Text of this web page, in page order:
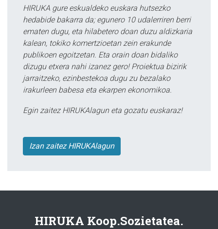
HIRUKA gure eskualdeko euskara hutsezko
hedabide bakarra da; egunero 10 udalerriren berri
ematen dugu, eta hilabetero doan duzu aldizkaria
kalean, tokiko komertzioetan zein erakunde
publikoen egoitzetan. Eta orain doan bidaliko
dizugu etxera nahi izanez gero! Proiektua bizirik
jarraitzeko, ezinbestekoa dugu zu bezalako
irakurleen babesa eta ekarpen ekonomikoa.
Egin zaitez HIRUKAlagun eta gozatu euskaraz!
Izan zaitez HIRUKAlagun
HIRUKA Koop.Sozietatea.